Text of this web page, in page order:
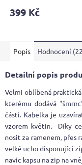
399 Kč
Popis Hodnocení
Detailní popis
Velmi oblíbená
kterému dodává
části. Kabelka je
vzorem květin. Díky
nosit za ramenem, přes
velké ucho disponující
navíc kapsu na zip na